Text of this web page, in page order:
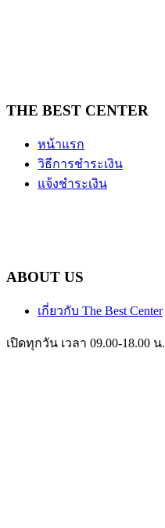
THE BEST CENTER
หน้าแรก
วิธีการชำระเงิน
แจ้งชำระเงิน
ABOUT US
เกี่ยวกับ The Best Center
เปิดทุกวัน เวลา 09.00-18.00 น.